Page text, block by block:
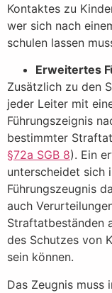
Kontaktes zu
wer sich nach
schulen lassen
Erweitertes
Zusätzlich zu den
jeder Leiter mit
Führungszeignis
bestimmter
§72a SGB 8). Ein
unterscheidet sich
Führungszeugnis
auch
Straftatbeständen
des Schutzes von
sein können.
Das Zeugnis muss